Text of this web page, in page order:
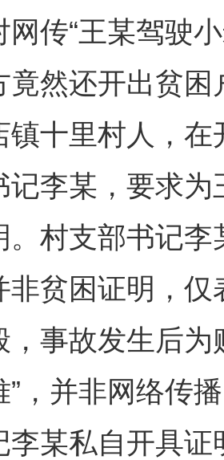
“王某驾驶小
竟然还开出贫
镇十里村人，
记李某，要求
。村支部书记
非贫困证明，仅
，事故发生后
，并非网络传
李某私自开具